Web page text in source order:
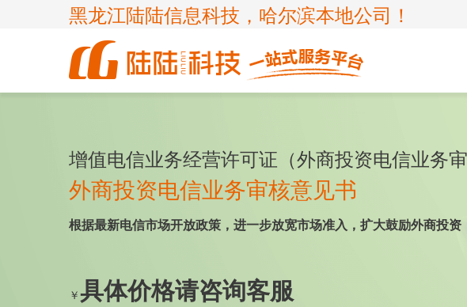
黑龙江陆陆信息科技，哈尔滨本地公司！
企业服务
申请办理条件
ISP许可证
呼叫中心业务
宽带运营商
知识产权
申请办理条件
商标注册
商标疑难
商标变更
认证服务
申请办理条件
ISO9001
ISO14001
ISO45001
项目申报
申请办理条件
国家高新企业复审
专精特新
科小企评咨询服务
增值电信业务经营许可证（外商投资电信业务审
外商投资电信业务审核意见书
根据最新电信市场开放政策，进一步放宽市场准入，扩大鼓励外商投资
￥具体价格请咨询客服